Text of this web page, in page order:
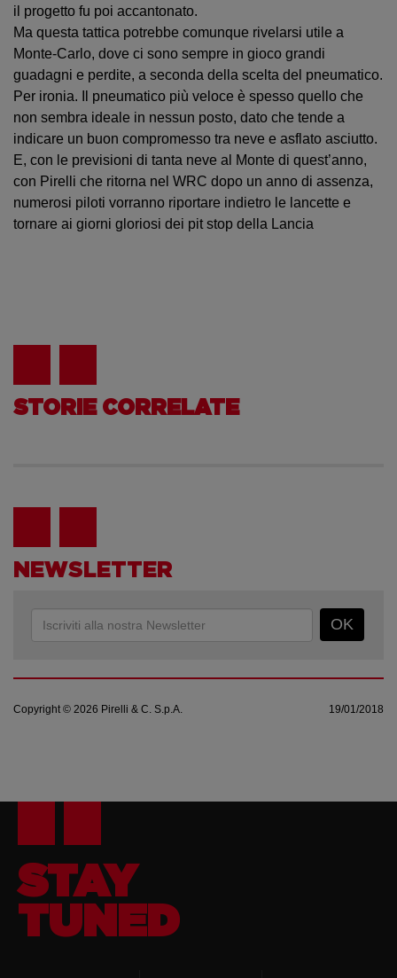
il progetto fu poi accantonato.
Ma questa tattica potrebbe comunque rivelarsi utile a
Monte-Carlo, dove ci sono sempre in gioco grandi
guadagni e perdite, a seconda della scelta del pneumatico.
Per ironia. Il pneumatico più veloce è spesso quello che
non sembra ideale in nessun posto, dato che tende a
indicare un buon compromesso tra neve e asflato asciutto.
E, con le previsioni di tanta neve al Monte di quest’anno,
con Pirelli che ritorna nel WRC dopo un anno di assenza,
numerosi piloti vorranno riportare indietro le lancette e
tornare ai giorni gloriosi dei pit stop della Lancia
STORIE CORRELATE
NEWSLETTER
OK
19/01/2018
Copyright © 2026 Pirelli & C. S.p.A.
STAY
TUNED